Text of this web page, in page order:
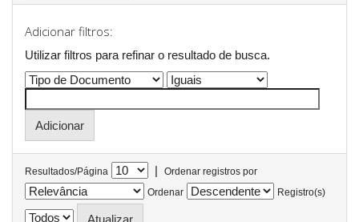
Adicionar filtros:
Utilizar filtros para refinar o resultado de busca.
Resultados/Página |
Ordenar registros por
Ordenar
Registro(s)